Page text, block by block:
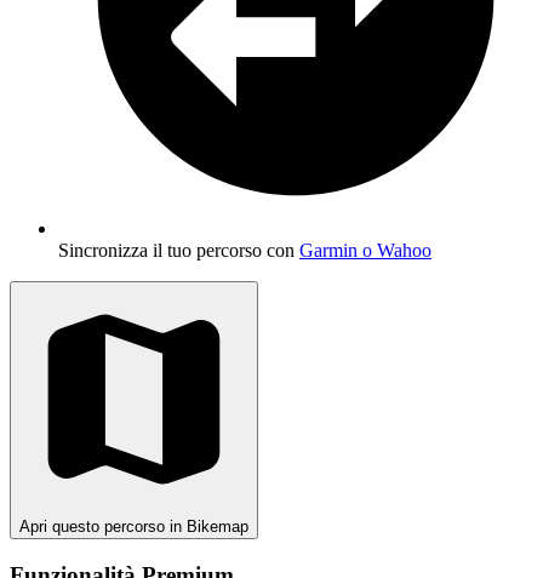
Sincronizza il tuo percorso con Garmin o Wahoo
Apri questo percorso in Bikemap